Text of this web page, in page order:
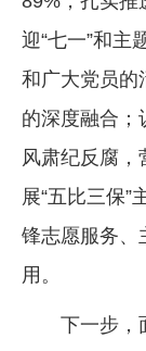
迎“七一”和主
和广大党员的
的深度融合；
风肃纪反腐
展“五比三保”
锋志愿服务、
用。
下一步，